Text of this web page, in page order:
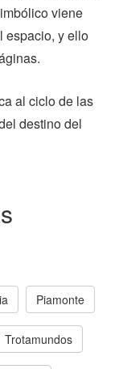
viene
espacio, y ello
al ciclo de las
destino del
Piamonte
Trotamundos